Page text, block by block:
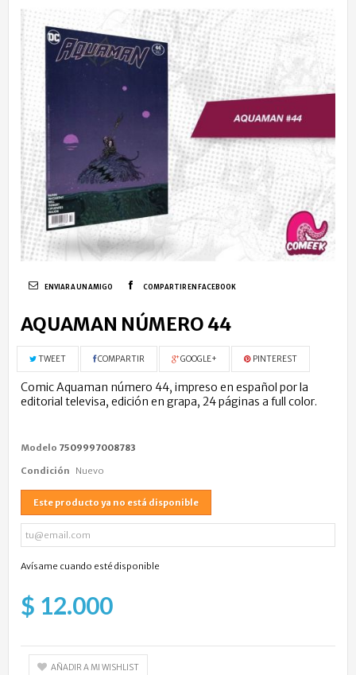
ENVIAR A UN AMIGO COMPARTIR EN FACEBOOK
AQUAMAN NÚMERO 44
TWEET COMPARTIR GOOGLE+ PINTEREST
Comic Aquaman número 44, impreso en español por la
editorial televisa, edición en grapa, 24 páginas a full color.
Modelo 7509997008783
Condición Nuevo
Este producto ya no está disponible
Avísame cuando esté disponible
$ 12.000
AÑADIR A MI WISHLIST